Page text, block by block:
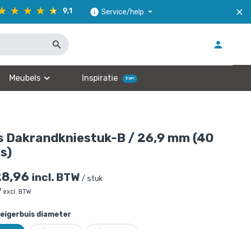
9,1 Service/help
Meubels Inspiratie TIP!
Dakrandkniestuk-B / 26,9 mm (40
incl. BTW/ stuk
excl. BTW
diameter